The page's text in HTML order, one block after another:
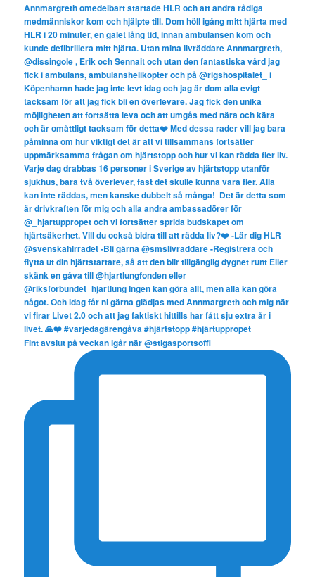
Fint avslut på veckan igår när @stigasportsoffi